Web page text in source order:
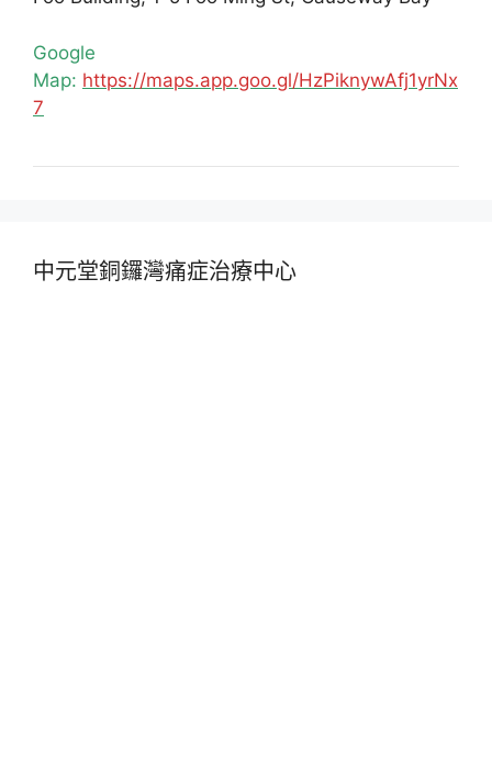
Google
Map: https://maps.app.goo.gl/HzPiknywAfj1yrNx
7
中元堂銅鑼灣痛症治療中心